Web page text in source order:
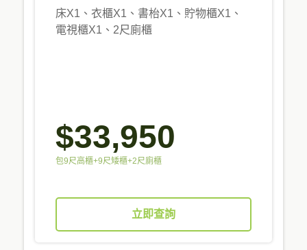
床X1、衣櫃X1、書枱X1、貯物櫃X1、
電視櫃X1、2尺廁櫃
$33,950
包9尺高櫃+9尺矮櫃+2尺廁櫃
立即查詢